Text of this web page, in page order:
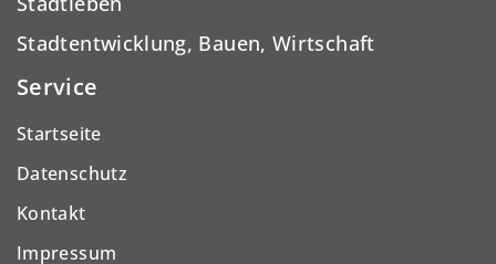
Stadtentwicklung, Bauen, Wirtschaft
Service
Startseite
Datenschutz
Kontakt
Impressum